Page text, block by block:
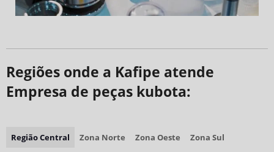
Regiões onde a Kafipe atende
Empresa de peças kubota:
Região Central Zona Norte Zona Oeste
Zona Sul